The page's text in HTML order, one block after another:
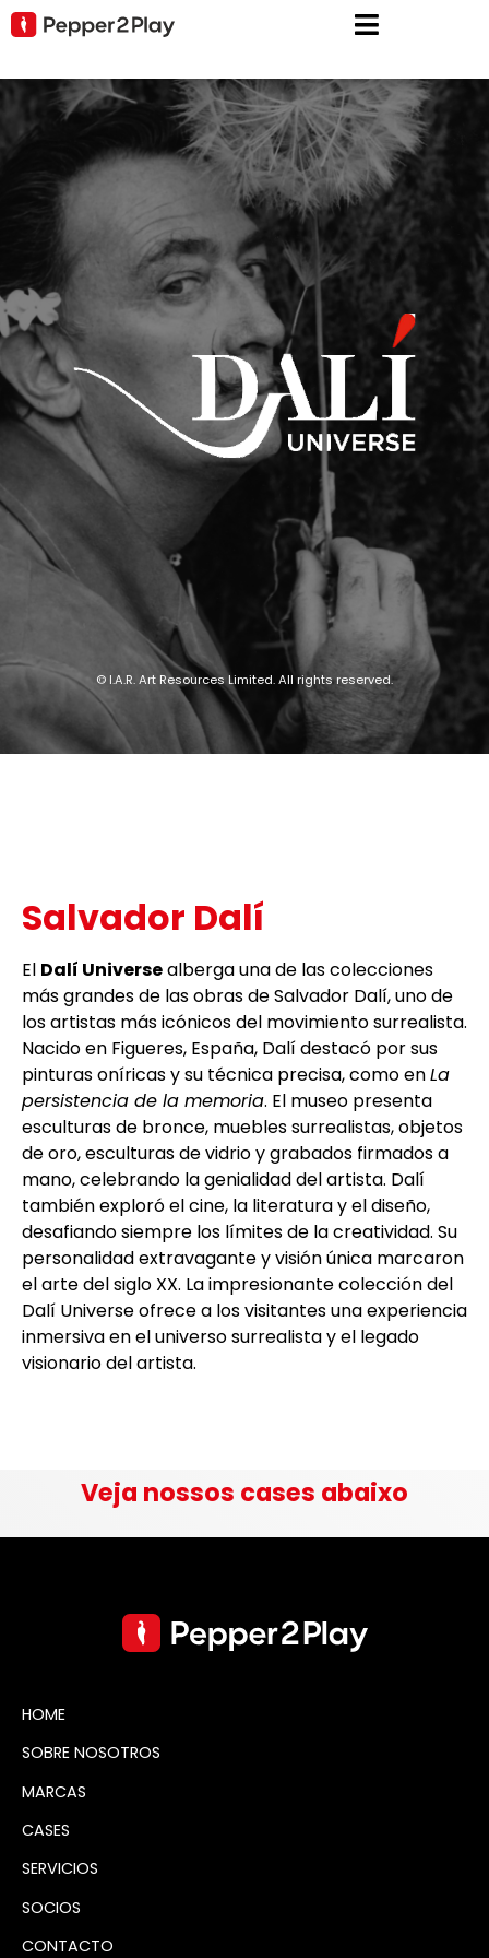
© I.A.R. Art Resources Limited. All rights reserved.
Salvador Dalí
El Dalí Universealberga una de las colecciones
más grandes de las obras de Salvador Dalí, uno de
los artistas más icónicos del movimiento surrealista.
Nacido en Figueres, España, Dalí destacó por sus
pinturas oníricas y su técnica precisa, como enLa
persistencia de la memoria. El museo presenta
esculturas de bronce, muebles surrealistas, objetos
de oro, esculturas de vidrio y grabados firmados a
mano, celebrando la genialidad del artista. Dalí
también exploró el cine, la literatura y el diseño,
desafiando siempre los límites de la creatividad. Su
personalidad extravagante y visión única marcaron
el arte del siglo XX. La impresionante colección del
Dalí Universe ofrece a los visitantes una experiencia
inmersiva en el universo surrealista y el legado
visionario del artista.
Veja nossos cases abaixo
HOME
SOBRE NOSOTROS
MARCAS
CASES
SERVICIOS
SOCIOS
CONTACTO